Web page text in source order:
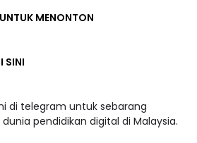
MENONTON
SINI
di telegram untuk sebarang
pendidikan digital di Malaysia.